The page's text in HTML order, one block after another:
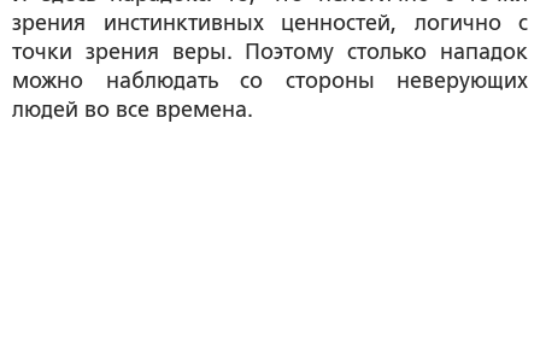
зрения инстинктивных ценностей, логично с
точки зрения веры. Поэтому столько нападок
можно наблюдать со стороны неверующих
людей во все времена.